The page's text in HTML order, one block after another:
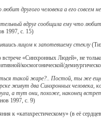
другого человека а его совсем
вдруг сообщила ему что
1997, с. 15)
лицом к запотевшему стеклу
«Синхронных Людей», не
космогонической/
такой жаре?.. Постой, ты же
живут два Синхронных
а тут они, похоже, наконец
1997, с. 9)
к «катахрестическому» (в её